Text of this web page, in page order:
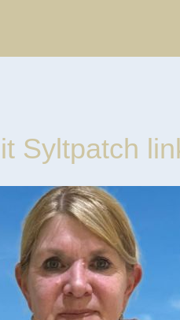
Syltpatch